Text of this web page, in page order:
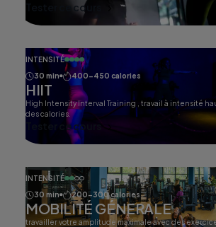
Tester ce cours
INTENSITÉ
30 min
400-450 calories
HIIT
High Intensity Interval Training , travail à intensité
des calories.
Tester ce cours
INTENSITÉ
30 min
200-300 calories
MOBILITÉ GÉNERALE
travailler votre amplitude maximale avec des